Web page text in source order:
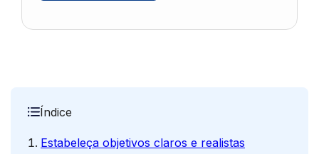
Índice
Estabeleça objetivos claros e realistas